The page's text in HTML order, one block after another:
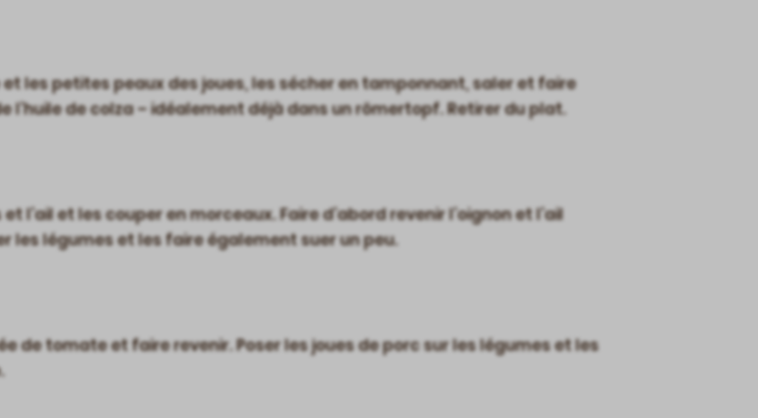
les petites peaux des joues, les sécher en tamponnant, saler et faire
l’huile de colza – idéalement déjà dans un römertopf. Retirer du plat.
l’ail et les couper en morceaux. Faire d’abord revenir l’oignon et l’ail
les légumes et les faire également suer un peu.
de tomate et faire revenir. Poser les joues de porc sur les légumes et les